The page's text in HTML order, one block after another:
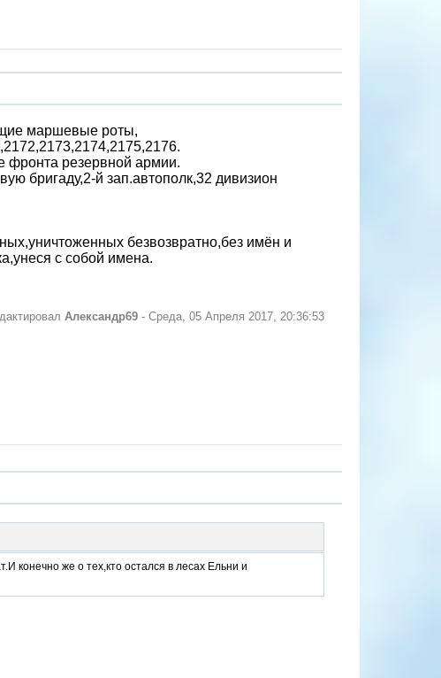
маршевые роты,
фронта резервной армии.
бригаду,2-й зап.автополк,32 дивизион
безвозвратно,без имён и
с собой имена.
Александр69 - Среда, 05 Апреля 2017, 20:36:53
конечно же о тех,кто остался в лесах Ельни и